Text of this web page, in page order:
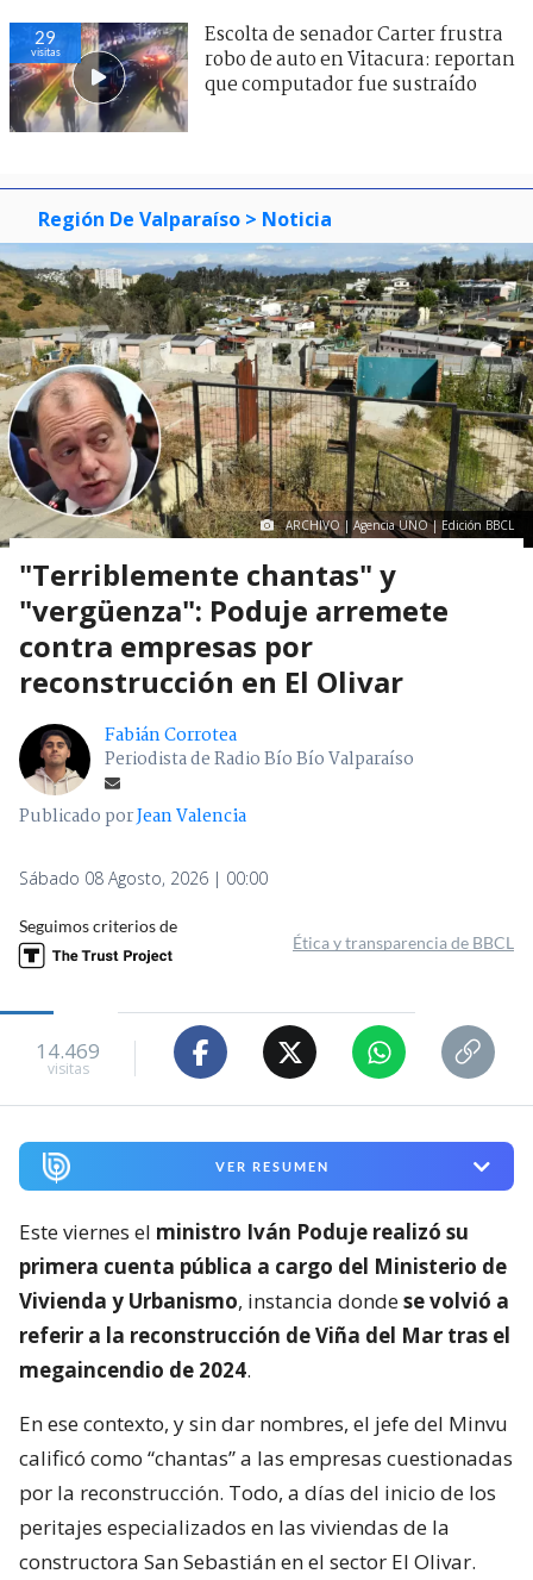
29
visitas
Escolta de senador Carter frustra
robo de auto en Vitacura: reportan
que computador fue sustraído
Región De Valparaíso > Noticia
ARCHIVO | Agencia UNO | Edición BBCL
"Terriblemente chantas" y
"vergüenza": Poduje arremete
contra empresas por
reconstrucción en El Olivar
Fabián Corrotea
Periodista de Radio Bío Bío Valparaíso
Publicado porJean Valencia
Sábado 08 Agosto, 2026 | 00:00
Seguimos criterios de
Ética y transparencia de BBCL
14.469
visitas
VER RESUMEN
Este viernes el ministro Iván Poduje realizó su
primera cuenta pública a cargo del Ministerio de
Vivienda y Urbanismo, instancia dondese volvió a
referir a la reconstrucción de Viña del Mar tras el
megaincendio de 2024.
En ese contexto, y sin dar nombres, el jefe del Minvu
calificó como “chantas” a las empresas cuestionadas
por la reconstrucción. Todo, a días del inicio de los
peritajes especializados en las viviendas de la
constructora San Sebastián en el sector El Olivar.